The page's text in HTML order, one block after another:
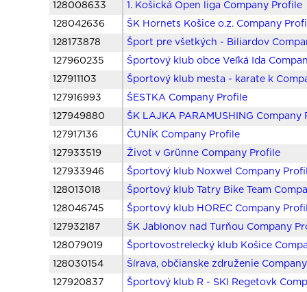
128008633
1. Košická Open liga Company Profile
128042636
ŠK Hornets Košice o.z. Company
128173878
Šport pre všetkých - Biliardov
127960235
Športový klub obce Veľká Ida
127911103
Športový klub mesta - karate k
127916993
ŠESTKA Company Profile
127949880
ŠK LAJKA PARAMUSHING Company
127917136
ČUNÍK Company Profile
127933519
Život v Grünne Company Profile
127933946
Športový klub Noxwel Company
128013018
Športový klub Tatry Bike Team
128046745
Športový klub HOREC Company
127932187
ŠK Jablonov nad Turňou Company
128079019
Športovostrelecký klub Košice
128030154
Šírava, občianske združenie
127920837
Športový klub R - SKI Regetovk